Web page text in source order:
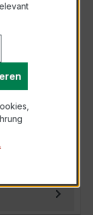
ist ein